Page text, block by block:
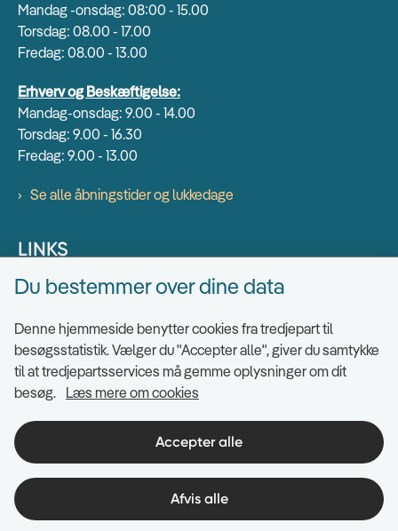
Mandag -onsdag: 08:00 - 15.00
Torsdag: 08.00 - 17.00
Fredag: 08.00 - 13.00
Erhverv og Beskæftigelse:
Mandag-onsdag: 9.00 - 14.00
Torsdag: 9.00 - 16.30
Fredag: 9.00 - 13.00
Se alle åbningstider og lukkedage
LINKS
Find EAN numre
Tilgængelighedserklæring
Cookies
Ris og ros til hjemmesiden
Du bestemmer over dine data
Denne hjemmeside benytter cookies fra tredjepart til
besøgsstatistik. Vælger du "Accepter alle", giver du samtykke
til at tredjepartsservices må gemme oplysninger om dit
besøg. Læs mere om cookies
Accepter alle
Afvis alle